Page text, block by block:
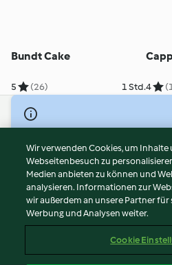
Bundt Cake
5 (26) 1 Std.4
© Copyright 2026
Nutzungsbedingungen
Datenschutzrichtlinien
Disclaimer
Impressum
Cookies
Abo kündigen
Wir verwenden Cookies, um Inhalte
Webseitenbesuch zu
Medien anbieten zu können und
analysieren. Informationen zur
wir außerdem an unsere Partner für
Werbung und Analysen weiter.
Cookie